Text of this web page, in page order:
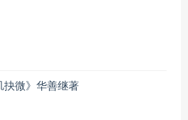
抉微》华善继著